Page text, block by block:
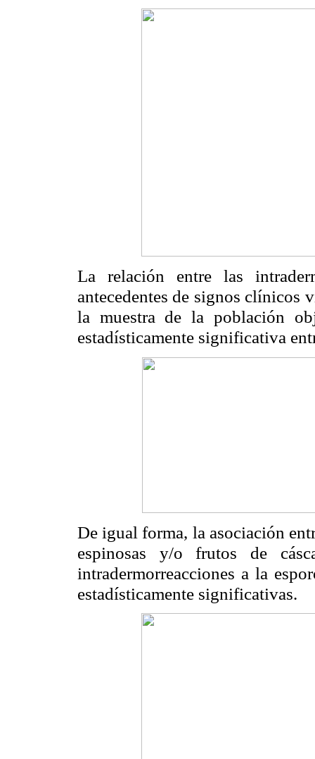
La relación entre las
antecedentes de signos clínicos
la muestra de la población
estadísticamente significativa
De igual forma, la asociación
espinosas y/o frutos de
intradermorreacciones a la
estadísticamente significativas.